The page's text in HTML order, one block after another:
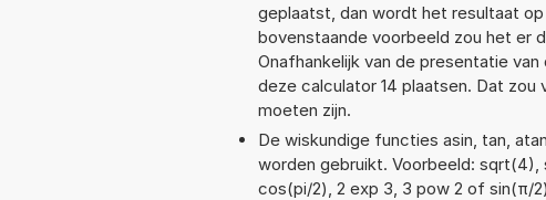
geplaatst, dan wordt het resultaat
bovenstaande voorbeeld zou het er
Onafhankelijk van de presentatie
deze calculator 14 plaatsen. Dat
moeten zijn.
De wiskundige functies asin, tan,
worden gebruikt. Voorbeeld: sqrt(4),
cos(pi/2), 2 exp 3, 3 pow 2 of sin(π/2)